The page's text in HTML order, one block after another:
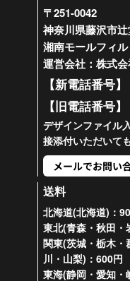
〒251-0042
神奈川県藤沢市
湘南モールフィ
運営会社：株式
【新電話番号】
【旧電話番号】
デザインファイル
接添付いただいて
メールでお問い
送料
北海道(北海道)：
東北(青森・秋田・
関東(茨城・栃木・
川・山梨)：600円
東海(静岡・愛知・